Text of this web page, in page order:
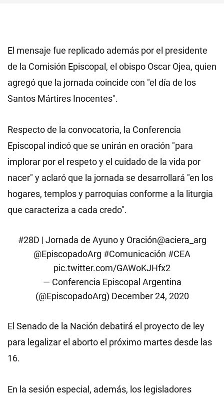
El mensaje fue replicado además por el presidente
de la Comisión Episcopal, el obispo Oscar Ojea, quien
agregó que la jornada coincide con "el día de los
Santos Mártires Inocentes".
Respecto de la convocatoria, la Conferencia
Episcopal indicó que se unirán en oración "para
implorar por el respeto y el cuidado de la vida por
nacer" y aclaró que la jornada se desarrollará "en los
hogares, templos y parroquias conforme a la liturgia
que caracteriza a cada credo".
#28D | Jornada de Ayuno y Oración@aciera_arg
@EpiscopadoArg #Comunicación #CEA
pic.twitter.com/GAWoKJHfx2
— Conferencia Episcopal Argentina
(@EpiscopadoArg) December 24, 2020
El Senado de la Nación debatirá el proyecto de ley
para legalizar el aborto el próximo martes desde las
16.
En la sesión especial, además, los legisladores